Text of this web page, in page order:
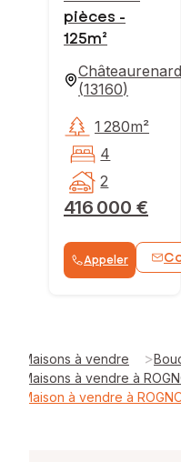
pièces -
125m²
Châteaurenard
(13160)
416 000 €
1 280m²
4
2
Appeler
Maisons à vendre >
Maisons à vendre à
Maison à vendre à